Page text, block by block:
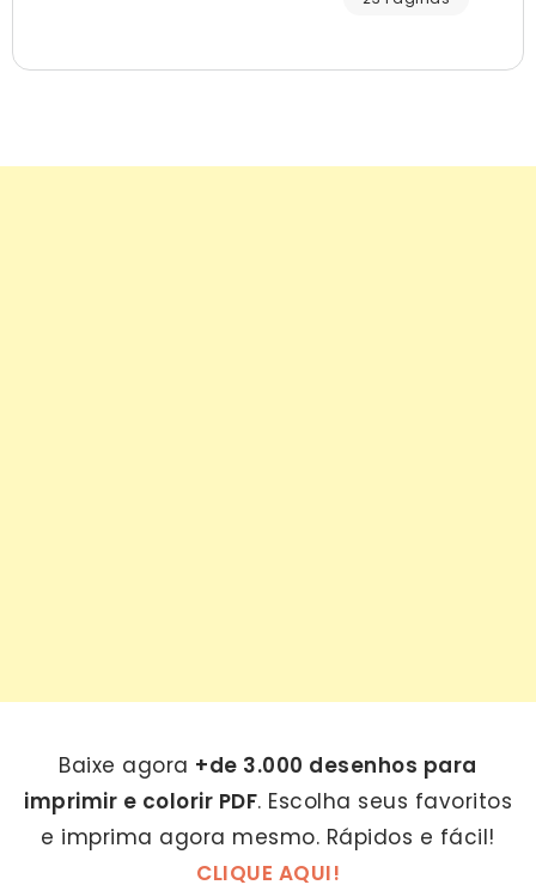
Baixe agora +de 3.000 desenhos para
imprimir e colorir PDF. Escolha seus favoritos
e imprima agora mesmo. Rápidos e fácil!
CLIQUE AQUI!